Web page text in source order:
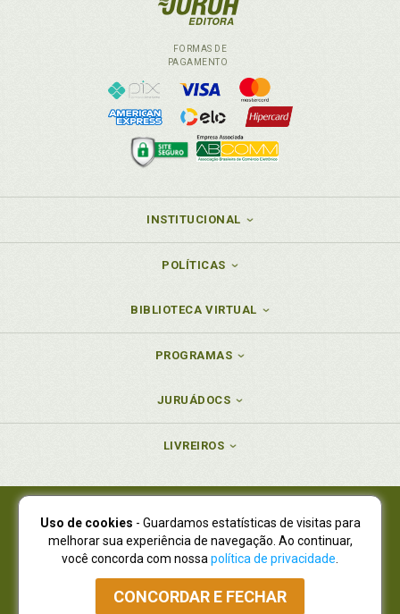
FORMAS DE
PAGAMENTO
INSTITUCIONAL
POLÍTICAS
BIBLIOTECA VIRTUAL
PROGRAMAS
JURUÁDOCS
LIVREIROS
Juruá Editora Ltda., CNPJ 77.535.508/0001-19
Juruá Informática Ltda., CNPJ 01.701.561/0001-80
NOVO ENDEREÇO:R. Flávio Dallegrave, 7665, São Lourenço |
Curitiba - Paraná - CEP 82210-310
Atendimento: (41) 4009-3900|Vendas Atacado: (41) 4009-3939
Uso de cookies - Guardamos estatísticas de visitas para
melhorar sua experiência de navegação. Ao continuar,
você concorda com nossa política de privacidade
CONCORDAR E FECHAR